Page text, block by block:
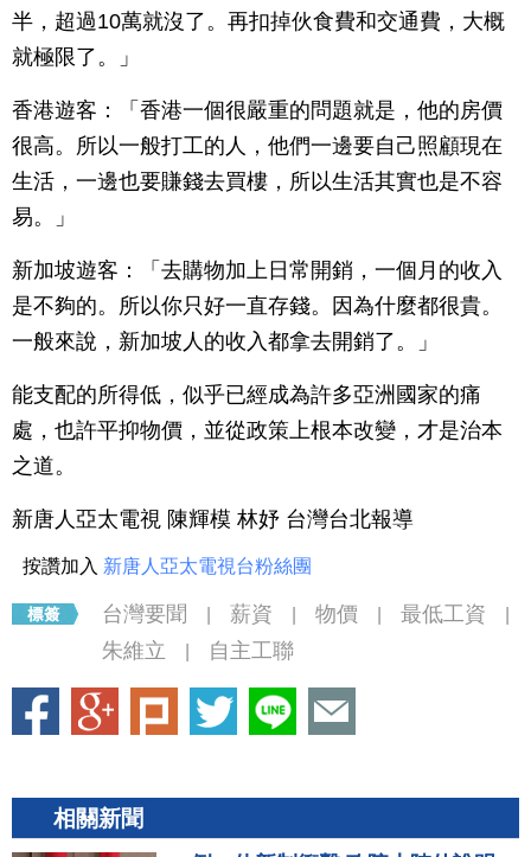
半，超過10萬就沒了。再扣掉伙食費和交通費，大概
就極限了。」
香港遊客：「香港一個很嚴重的問題就是，他的房價
很高。所以一般打工的人，他們一邊要自己照顧現在
生活，一邊也要賺錢去買樓，所以生活其實也是不容
易。」
新加坡遊客：「去購物加上日常開銷，一個月的收入
是不夠的。所以你只好一直存錢。因為什麼都很貴。
一般來說，新加坡人的收入都拿去開銷了。」
能支配的所得低，似乎已經成為許多亞洲國家的痛
處，也許平抑物價，並從政策上根本改變，才是治本
之道。
新唐人亞太電視 陳輝模 林妤 台灣台北報導
按讚加入 新唐人亞太電視台粉絲團
台灣要聞 薪資 物價 最低工資
朱維立 自主工聯
相關新聞